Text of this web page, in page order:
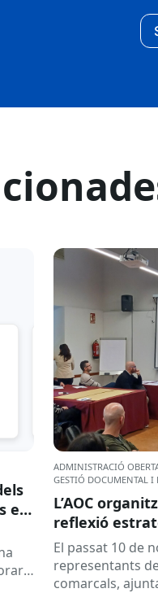
en
ADMINISTRACIÓ
GESTIÓ DOCUMENTAL I
L’AOC
reflexió
El passat 10 de
representants
comarcals,